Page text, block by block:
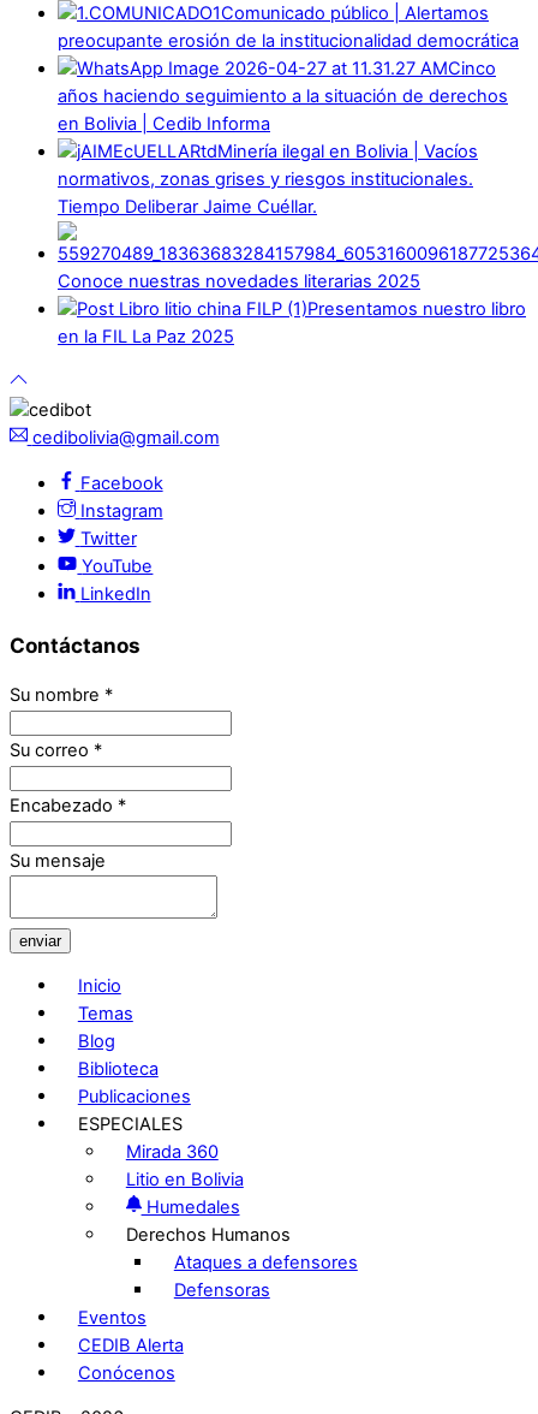
Comunicado público | Alertamos
preocupante erosión de la institucionalidad democrática
Cinco
años haciendo seguimiento a la situación de derechos
en Bolivia | Cedib Informa
Minería ilegal en Bolivia | Vacíos
normativos, zonas grises y riesgos institucionales.
Tiempo Deliberar Jaime Cuéllar.
Conoce nuestras novedades literarias 2025
Presentamos nuestro libro
en la FIL La Paz 2025
cedibolivia@gmail.com
Facebook
Instagram
Twitter
YouTube
LinkedIn
Contáctanos
Su nombre *
Su correo *
Encabezado *
Su mensaje
enviar
Inicio
Temas
Blog
Biblioteca
Publicaciones
ESPECIALES
Mirada 360
Litio en Bolivia
Humedales
Derechos Humanos
Ataques a defensores
Defensoras
Eventos
CEDIB Alerta
Conócenos